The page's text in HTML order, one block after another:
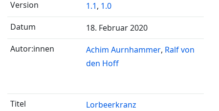
1.1, 1.0
18. Februar 2020
Achim Aurnhammer Ralf von
den Hoff
Lorbeerkranz